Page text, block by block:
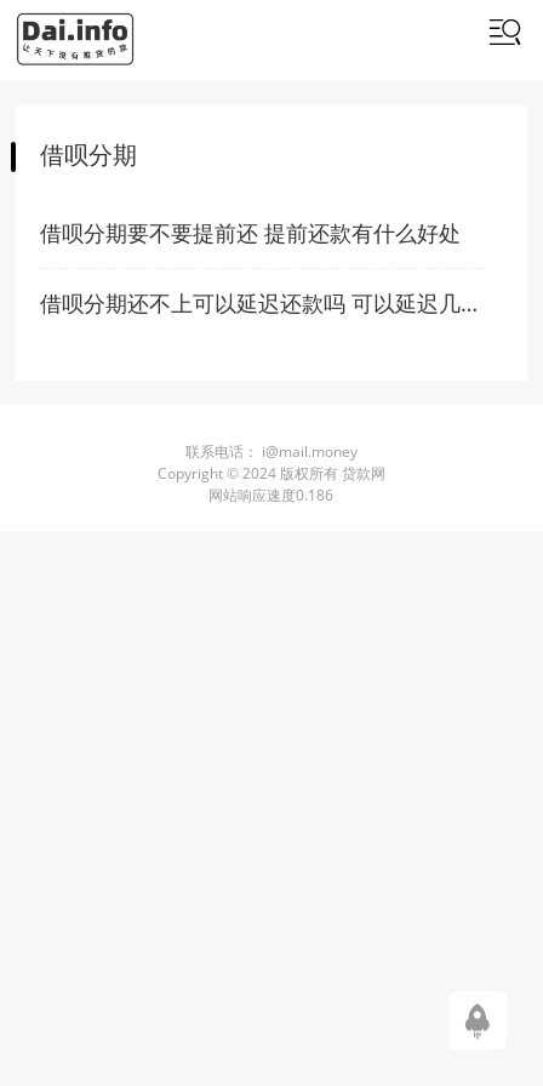
借呗分期
借呗分期要不要提前还 提前还款有什么好处
借呗分期还不上可以延迟还款吗 可以延迟几天还款
联系电话： i@mail.money
Copyright © 2024 版权所有 贷款网
网站响应速度0.186